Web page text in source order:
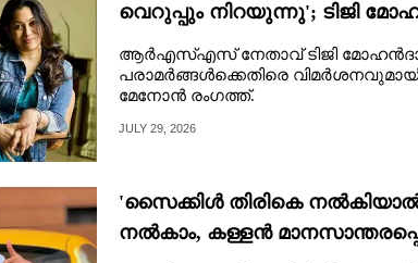
വെറുപ്പും നിറയുന്നു'; ടിജി
മേനോൻ
ആർഎസ്എസ് നേതാവ് ടിജി
പരാമർങ്ങൾക്കെതിരെ
മേനോൻ രംഗത്ത്.
JULY 29, 2026
'സൈക്കിൾ തിരികെ
നൽകാം, കള്ളൻ